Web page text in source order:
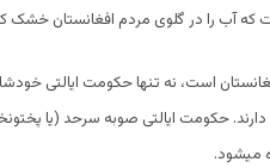
آب را در گلوی مردم افغانستان خشک
است، نه تنها حکومت ایالتی
حکومت ایالتی صوبه سرحد (یا
میشود.